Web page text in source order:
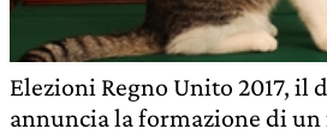
Elezioni Regno Unito 2017, il
annuncia la formazione di